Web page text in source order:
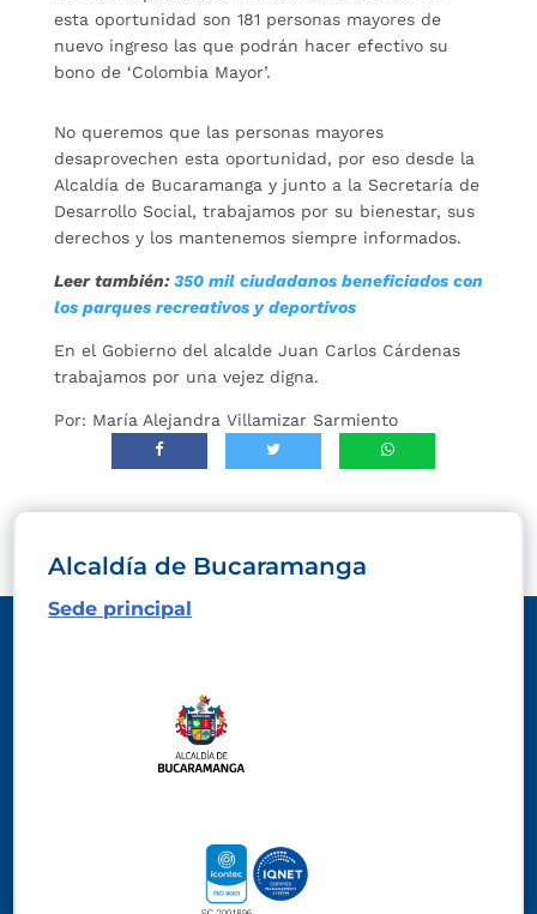
esta oportunidad son 181 personas mayores de
nuevo ingreso las que podrán hacer efectivo su
bono de ‘Colombia Mayor’.
No queremos que las personas mayores
desaprovechen esta oportunidad, por eso desde la
Alcaldía de Bucaramanga y junto a la Secretaría de
Desarrollo Social, trabajamos por su bienestar, sus
derechos y los mantenemos siempre informados.
Leer también:350 mil ciudadanos beneficiados con
los parques recreativos y deportivos
En el Gobierno del alcalde Juan Carlos Cárdenas
trabajamos por una vejez digna.
Por: María Alejandra Villamizar Sarmiento
Alcaldía de Bucaramanga
Sede principal